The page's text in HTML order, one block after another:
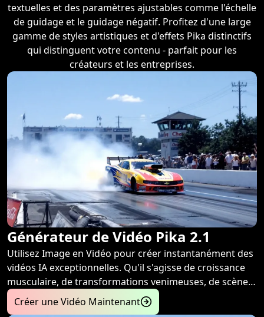
textuelles et des paramètres ajustables comme l'échelle
de guidage et le guidage négatif. Profitez d'une large
gamme de styles artistiques et d'effets Pika distinctifs
qui distinguent votre contenu - parfait pour les
créateurs et les entreprises.
Générateur de Vidéo Pika 2.1
Utilisez Image en Vidéo pour créer instantanément des
vidéos IA exceptionnelles. Qu'il s'agisse de croissance
musculaire, de transformations venimeuses, de scènes
de câlins ou d'autres moments créatifs, le puissant Pika
2.1 imprègne vos vidéos d'effets Pika vibrants et variés !
Créer une Vidéo Maintenant